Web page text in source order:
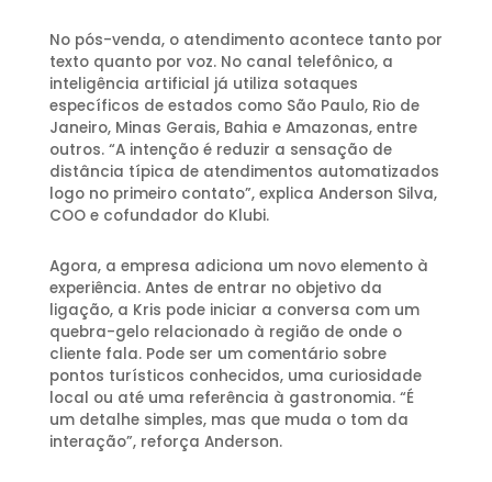
No pós-venda, o atendimento acontece tanto por
texto quanto por voz. No canal telefônico, a
inteligência artificial já utiliza sotaques
específicos de estados como São Paulo, Rio de
Janeiro, Minas Gerais, Bahia e Amazonas, entre
outros. “A intenção é reduzir a sensação de
distância típica de atendimentos automatizados
logo no primeiro contato”, explica Anderson Silva,
COO e cofundador do Klubi.
Agora, a empresa adiciona um novo elemento à
experiência. Antes de entrar no objetivo da
ligação, a Kris pode iniciar a conversa com um
quebra-gelo relacionado à região de onde o
cliente fala. Pode ser um comentário sobre
pontos turísticos conhecidos, uma curiosidade
local ou até uma referência à gastronomia. “É
um detalhe simples, mas que muda o tom da
interação”, reforça Anderson.